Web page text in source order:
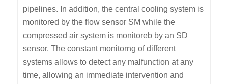
pipelines. In addition, the central cooling system is
monitored by the flow sensor SM while the
compressed air system is monitoreb by an SD
sensor. The constant monitorng of different
systems allows to detect any malfunction at any
time, allowing an immediate intervention and